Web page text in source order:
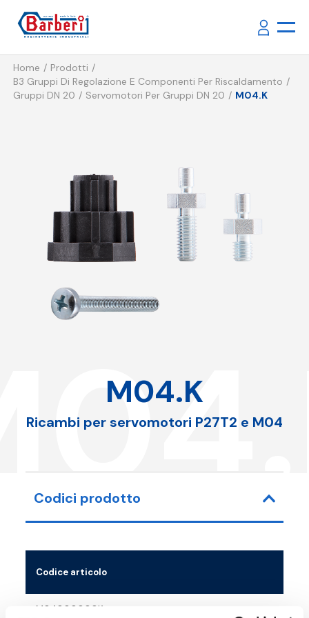
Home
Prodotti
B3 Gruppi Di Regolazione E Componenti Per Riscaldamento
Gruppi DN 20
Servomotori Per Gruppi DN 20 M04.K
M04.K
Ricambi per servomotori P27T2 e M04
Codici prodotto
Codice articolo
M04000000K